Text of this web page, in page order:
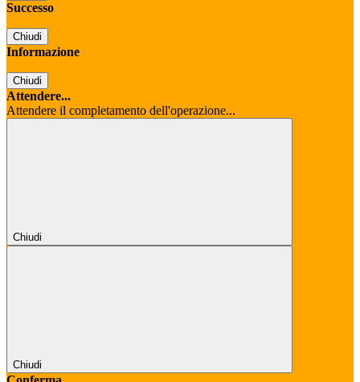
Successo
Chiudi
Informazione
Chiudi
Attendere...
Attendere il completamento dell'operazione...
Chiudi
Chiudi